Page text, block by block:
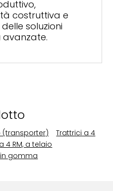
costruttiva e
soluzioni
avanzate.
(transporter)
Trattrici a 4
4 RM, a telaio
gomma